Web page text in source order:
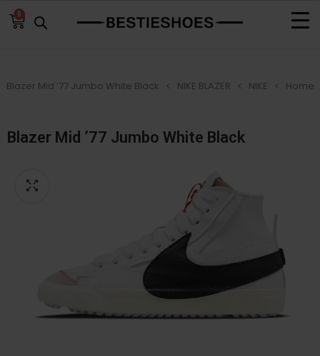
0
Home
NIKE
NIKE BLAZER
Blazer Mid ’77 Jumbo White Black
Blazer Mid ’77 Jumbo White Black